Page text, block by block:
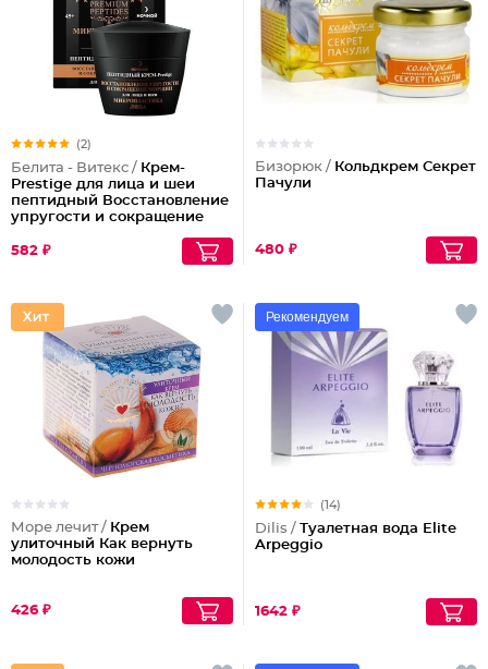
(2)
Белита - Витекс / Крем-
Prestige для лица и шеи
пептидный Восстановление
упругости и сокращение
582 ₽
Бизорюк / Кольдкрем Секрет
Пачули
480 ₽
Море лечит / Крем
улиточный Как вернуть
молодость кожи
426 ₽
Рекомендуем
(14)
Dilis / Туалетная вода Elite
Arpeggio
1642 ₽